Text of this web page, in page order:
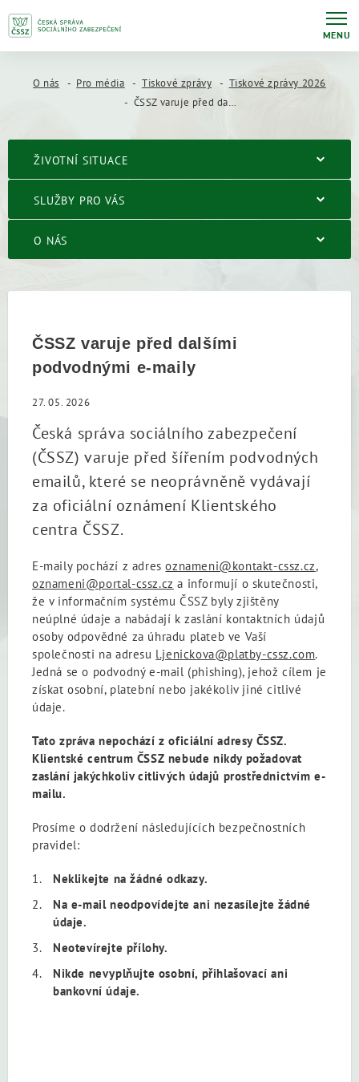
MENU
O nás Pro média Tiskové zprávy
Tiskové zprávy 2026
ČSSZ varuje před dalšími podvodnými e-maily
ŽIVOTNÍ SITUACE
SLUŽBY PRO VÁS
O NÁS
ČSSZ varuje před dalšími
podvodnými e-maily
27. 05. 2026
Česká správa sociálního zabezpečení
(ČSSZ) varuje před šířením podvodných
emailů, které se neoprávněně vydávají
za oficiální oznámení Klientského
centra ČSSZ.
E-maily pochází z adresoznameni@kontakt-cssz.cz,
oznameni@portal-cssz.cz a informují o skutečnosti,
že v informačním systému ČSSZ byly zjištěny
neúplné údaje a nabádají k zaslání kontaktních údajů
osoby odpovědné za úhradu plateb ve Vaší
společnosti na adresu l.jenickova@platby-cssz.com.
Jedná se o podvodný e-mail (phishing), jehož cílem je
získat osobní, platební nebo jakékoliv jiné citlivé
údaje.
Tato zpráva nepochází z oficiální adresy ČSSZ.
Klientské centrum ČSSZ nebude nikdy požadovat
zaslání jakýchkoliv citlivých údajů prostřednictvím e-
mailu.
Prosíme o dodržení následujících bezpečnostních
pravidel:
Neklikejte na žádné odkazy.
Na e-mail neodpovídejte ani nezasílejte žádné
údaje.
Neotevírejte přílohy.
Nikde nevyplňujte osobní, přihlašovací ani
bankovní údaje.